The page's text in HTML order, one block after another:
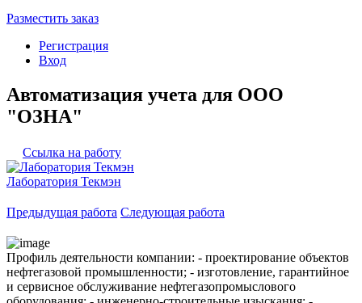
Разместить заказ
Регистрация
Вход
Автоматизация учета для ООО
"ОЗНА"
Ссылка на работу
Лаборатория Текмэн
Предыдущая работа Следующая работа
Профиль деятельности компании: - проектирование объектов
нефтегазовой промышленности; - изготовление, гарантийное
и сервисное обслуживание нефтегазопромыслового